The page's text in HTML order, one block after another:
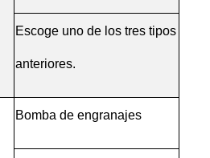
Escoge uno de los tres tipos
anteriores.
Bomba de engranajes